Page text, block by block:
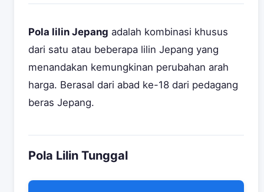
Pola lilin Jepang adalah kombinasi khusus
dari satu atau beberapa lilin Jepang yang
menandakan kemungkinan perubahan arah
harga. Berasal dari abad ke-18 dari pedagang
beras Jepang.
Pola Lilin Tunggal